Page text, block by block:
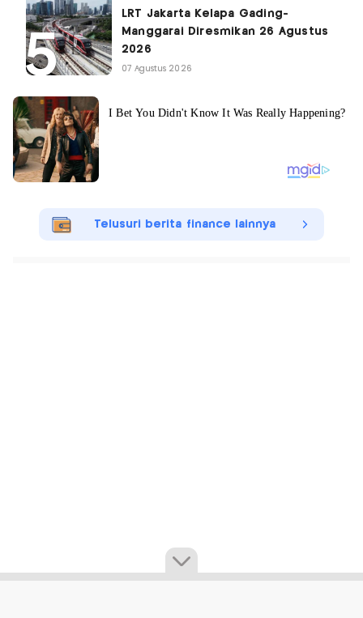
LRT Jakarta Kelapa Gading-
Manggarai Diresmikan 26 Agustus
2026
07 Agustus 2026
Telusuri berita finance lainnya